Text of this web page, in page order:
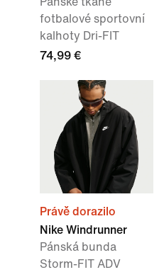
fotbalové sportovní
kalhoty Dri-FIT
74,99 €
Právě dorazilo
Nike Windrunner
Pánská bunda
Storm-FIT ADV